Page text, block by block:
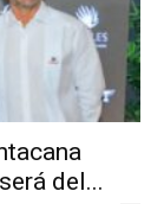
del...